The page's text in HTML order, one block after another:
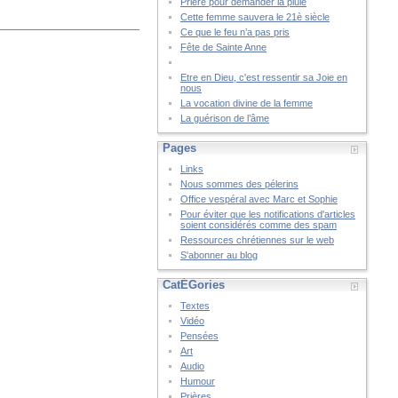
Cette femme sauvera le 21è siècle
Ce que le feu n’a pas pris
Fête de Sainte Anne
Etre en Dieu, c'est ressentir sa Joie en
nous
La vocation divine de la femme
La guérison de l’âme
Pages
Links
Nous sommes des pélerins
Office vespéral avec Marc et Sophie
Pour éviter que les notifications d'articles
soient considérés comme des spam
Ressources chrétiennes sur le web
S'abonner au blog
CatÉGories
Textes
Vidéo
Pensées
Art
Audio
Humour